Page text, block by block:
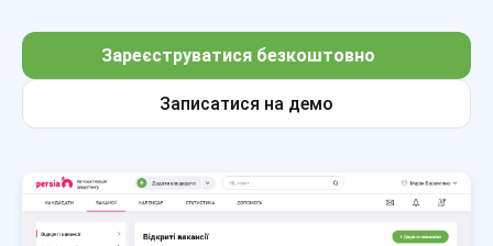
Зареєструватися безкоштовно
Записатися на демо